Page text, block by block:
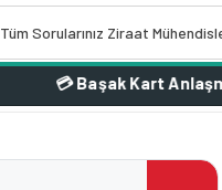
Tüm Sorularınız Ziraat